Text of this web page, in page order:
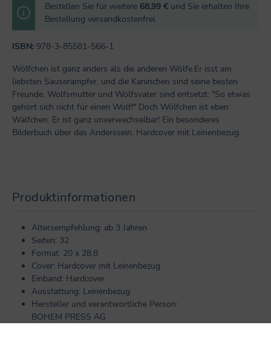
Bestellen Sie für weitere 68,99 € und Sie erhalten Ihre
Bestellung versandkostenfrei.
ISBN: 978-3-85581-566-1
Wölfchen ist ganz anders als die anderen Wölfe.Er isst am
liebsten Sauserampfer, und die Kaninchen sind seine besten
Freunde. Wolfsmutter und Wolfsvater sind entsetzt: "So etwas
gehört sich nicht für einen Wolf!" Doch Wölfchen ist eben
Wälfchen. Er ist ganz unverwechselbar! Ein besonderes
Bilderbuch über das Anderssein. Hardcover mit Leinenbezug.
Produktinformationen
Altersempfehlung: ab 3 Jahren
Seiten: 32
Format: 20 x 28,8
Cover: Hardcover mit Leinenbezug
Einband: Hardcover
Ausstattung: Leinenbezug
Hersteller und verantwortliche Person:
BOHEM PRESS AG